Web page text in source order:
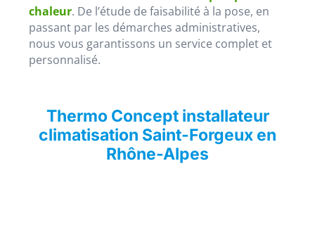
chaleur. De l’étude de faisabilité à la pose, en
passant par les démarches administratives,
nous vous garantissons un service complet et
personnalisé.
Thermo Concept installateur
climatisation Saint-Forgeux en
Rhône-Alpes